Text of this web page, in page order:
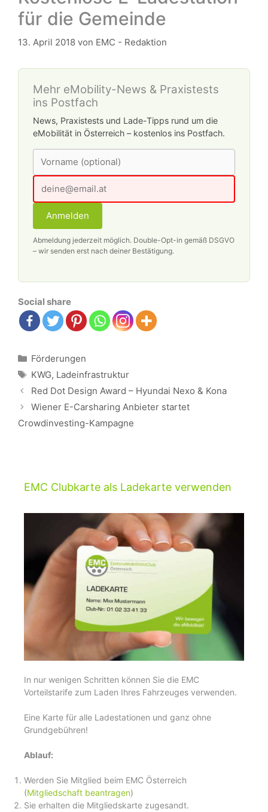
für die Gemeinde
13. April 2018 von EMC - Redaktion
Mehr eMobility-News & Praxistests
ins Postfach
News, Praxistests und Lade-Tipps rund um die
eMobilität in Österreich – kostenlos ins Postfach.
Anmelden
Abmeldung jederzeit möglich. Double-Opt-in gemäß DSGVO
– wir senden erst nach deiner Bestätigung.
Social share
Kategorien
Förderungen
Schlagwörter
KWG, Ladeinfrastruktur
Beitrags-
Navigation
Red Dot Design Award – Hyundai Nexo & Kona
Wiener E-Carsharing Anbieter startet
Crowdinvesting-Kampagne
EMC Clubkarte als Ladekarte verwenden
In nur wenigen Schritten können Sie die EMC
Vorteilstarife zum Laden Ihres Fahrzeuges verwenden.
Eine Karte für alle Ladestationen und ganz ohne
Grundgebühren!
Ablauf:
Werden Sie Mitglied beim EMC Österreich
(Mitgliedschaft beantragen)
Sie erhalten die Mitgliedskarte zugesandt.